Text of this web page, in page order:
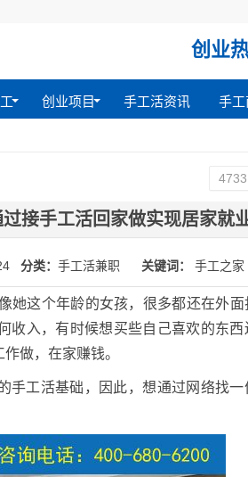
创业
创业项目 手工活资讯 手
接手工活回家做实现居家就
分类： 手工活兼职 关键词： 手工之家
她这个年龄的女孩，很多都还在外
收入，有时候想买些自己喜欢的东西
做，在家赚钱。
手工活基础，因此，想通过网络找一
4733